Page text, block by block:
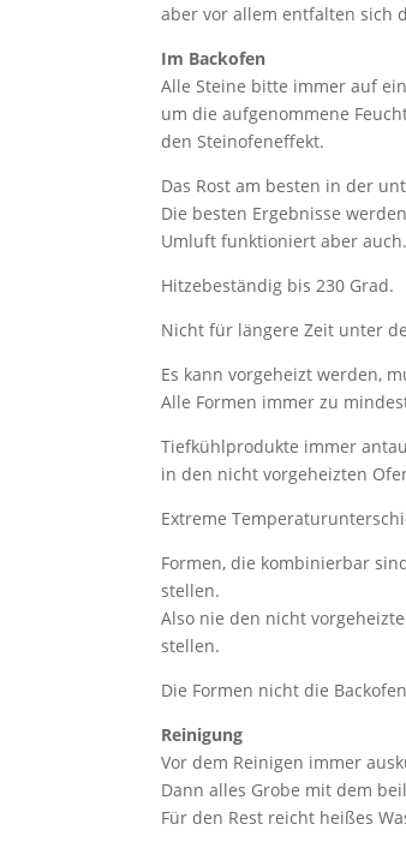
aber vor allem entfalten sich
Im Backofen
Alle Steine bitte immer auf
um die aufgenommene
den Steinofeneffekt.
Das Rost am besten in der
Die besten Ergebnisse
Umluft funktioniert aber auch.
Hitzebeständig bis 230 Grad.
Nicht für längere Zeit unter
Es kann vorgeheizt werden,
Alle Formen immer zu
Tiefkühlprodukte immer
in den nicht vorgeheizten
Extreme
Formen, die kombinierbar
stellen.
Also nie den nicht
stellen.
Die Formen nicht die
Reinigung
Vor dem Reinigen immer
Dann alles Grobe mit dem
Für den Rest reicht heißes